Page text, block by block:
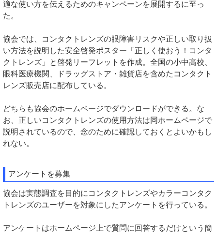
適な使い方を伝えるためのキャンペーンを展開するに至っ
た。
協会では、コンタクトレンズの眼障害リスクや正しい取り扱
い方法を説明した安全啓発ポスター「正しく使おう！コンタ
クトレンズ」と啓発リーフレットを作成。全国の小中高校、
眼科医療機関、ドラッグストア・雑貨店を含めたコンタクト
レンズ販売店に配布している。
どちらも協会のホームページでダウンロードができる。な
お、正しいコンタクトレンズの使用方法は同ホームページで
説明されているので、念のために確認しておくとよいかもし
れない。
アンケートを募集
協会は実態調査を目的にコンタクトレンズやカラーコンタク
トレンズのユーザーを対象にしたアンケートを行っている。
アンケートはホームページ上で質問に回答するだけという簡